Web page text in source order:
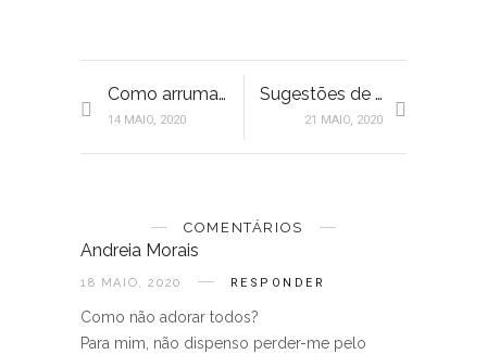
Como arrumar a estante? | 9 dicas para organizar os livros
14 MAIO, 2020
Sugestões de Livros
21 MAIO, 2020
COMENTÁRIOS
Andreia Morais
18 MAIO, 2020 RESPONDER
Como não adorar todos?
Para mim, não dispenso perder-me pelo